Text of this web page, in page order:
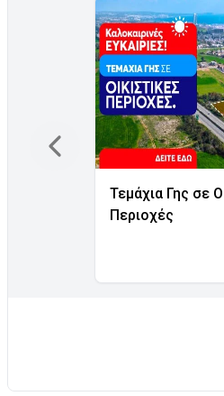
Τεμάχια Γης σε
Περιοχές